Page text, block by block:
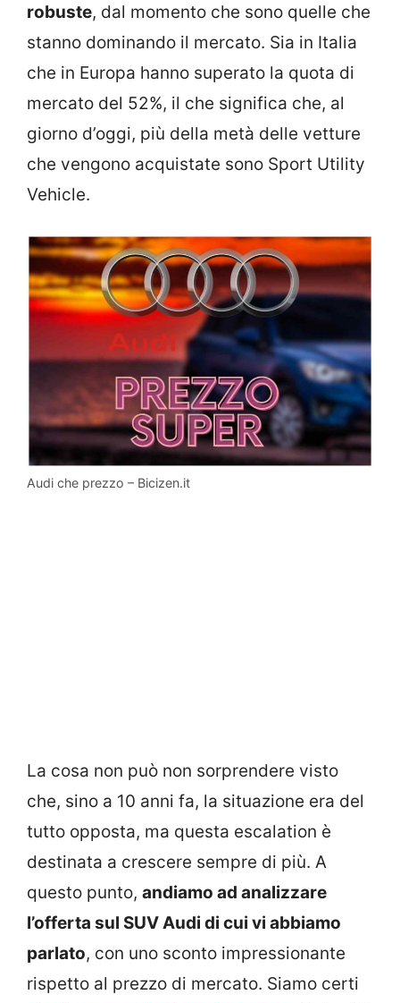
robuste, dal momento che sono quelle che
stanno dominando il mercato. Sia in Italia
che in Europa hanno superato la quota di
mercato del 52%, il che significa che, al
giorno d’oggi, più della metà delle vetture
che vengono acquistate sono Sport Utility
Vehicle.
Audi che prezzo – Bicizen.it
La cosa non può non sorprendere visto
che, sino a 10 anni fa, la situazione era del
tutto opposta, ma questa escalation è
destinata a crescere sempre di più. A
questo punto, andiamo ad analizzare
l’offerta sul SUV Audi di cui vi abbiamo
parlato, con uno sconto impressionante
rispetto al prezzo di mercato. Siamo certi